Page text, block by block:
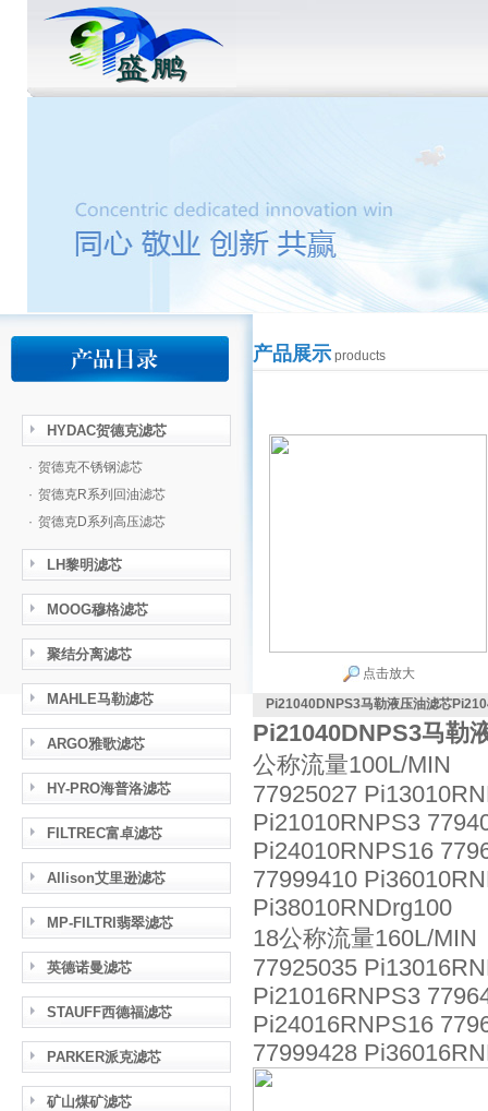
HYDAC贺德克滤芯
· 贺德克不锈钢滤芯
· 贺德克R系列回油滤芯
· 贺德克D系列高压滤芯
LH黎明滤芯
MOOG穆格滤芯
聚结分离滤芯
MAHLE马勒滤芯
ARGO雅歌滤芯
HY-PRO海普洛滤芯
FILTREC富卓滤芯
Allison艾里逊滤芯
MP-FILTRI翡翠滤芯
英德诺曼滤芯
STAUFF西德福滤芯
PARKER派克滤芯
矿山煤矿滤芯
产品展示 products
点击放大
Pi21040DNPS3马勒液压油滤芯
Pi21040DNPS3马勒
公称流量100L/MIN
77925027
Pi21010RNPS3
Pi24010RNPS16
77999410
Pi38010RNDrg100
18公称流量160L/MIN
77925035
Pi21016RNPS3
Pi24016RNPS16
77999428